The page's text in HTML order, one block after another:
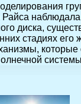
Райса
диска,
стадиях его
которые